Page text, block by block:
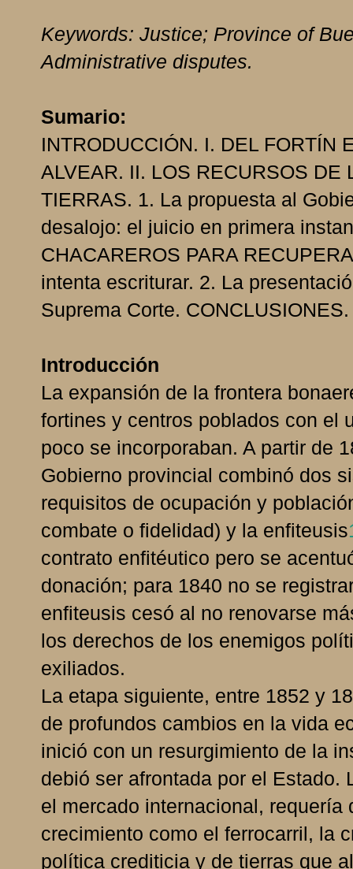
Keywords: Justice; Province of
Administrative disputes.
Sumario:
INTRODUCCIÓN. I. DEL FORTÍN
ALVEAR. II. LOS RECURSOS DE
TIERRAS. 1. La propuesta al
desalojo: el juicio en primera
CHACAREROS PARA
intenta escriturar. 2. La
Suprema Corte.
Introducción
La expansión de la frontera
fortines y centros poblados con el
poco se incorporaban. A partir de
Gobierno provincial combinó dos
requisitos de ocupación y
combate o fidelidad) y la enfiteusis
contrato enfitéutico pero se
donación; para 1840 no se
enfiteusis cesó al no renovarse
los derechos de los enemigos
exiliados.
La etapa siguiente, entre 1852 y
de profundos cambios en la vida
inició con un resurgimiento de la
debió ser afrontada por el Estado.
el mercado internacional,
crecimiento como el ferrocarril, la
política crediticia y de tierras que